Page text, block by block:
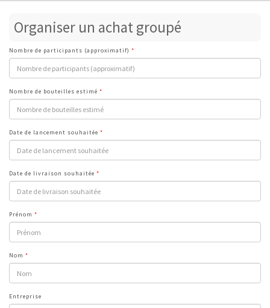
Organiser un achat groupé
Nombre de participants (approximatif)
Nombre de bouteilles estimé
Date de lancement souhaitée
Date de livraison souhaitée
Prénom
Nom
Entreprise